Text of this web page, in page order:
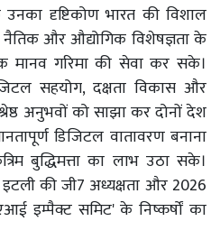
दृष्टिकोण भारत की विशाल
और औद्योगिक विशेषज्ञता के
मानव गरिमा की सेवा कर सके।
सहयोग, दक्षता विकास और
अनुभवों को साझा कर दोनों देश
डिजिटल वातावरण बनाना
बुद्धिमत्ता का लाभ उठा सके।
इटली की जी7 अध्यक्षता और 2026
इम्पैक्ट समिट' के निष्कर्षों का